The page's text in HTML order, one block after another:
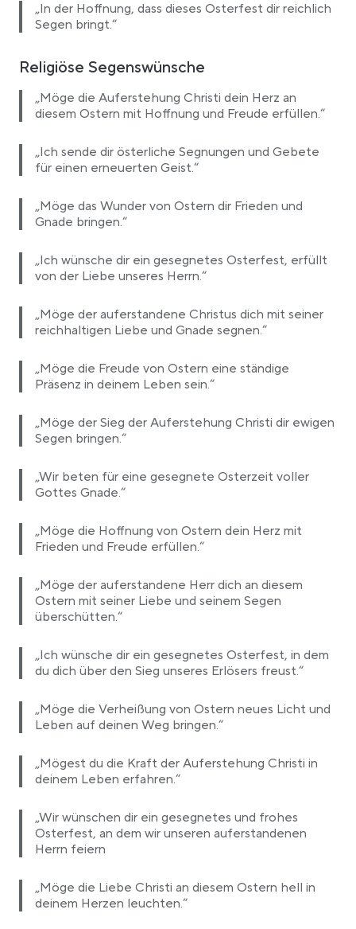
„In der Hoffnung, dass dieses Osterfest dir reichlich
Segen bringt.“
Religiöse Segenswünsche
„Möge die Auferstehung Christi dein Herz an
diesem Ostern mit Hoffnung und Freude erfüllen.“
„Ich sende dir österliche Segnungen und Gebete
für einen erneuerten Geist.“
„Möge das Wunder von Ostern dir Frieden und
Gnade bringen.“
„Ich wünsche dir ein gesegnetes Osterfest, erfüllt
von der Liebe unseres Herrn.“
„Möge der auferstandene Christus dich mit seiner
reichhaltigen Liebe und Gnade segnen.“
„Möge die Freude von Ostern eine ständige
Präsenz in deinem Leben sein.“
„Möge der Sieg der Auferstehung Christi dir ewigen
Segen bringen.“
„Wir beten für eine gesegnete Osterzeit voller
Gottes Gnade.“
„Möge die Hoffnung von Ostern dein Herz mit
Frieden und Freude erfüllen.“
„Möge der auferstandene Herr dich an diesem
Ostern mit seiner Liebe und seinem Segen
überschütten.“
„Ich wünsche dir ein gesegnetes Osterfest, in dem
du dich über den Sieg unseres Erlösers freust.“
„Möge die Verheißung von Ostern neues Licht und
Leben auf deinen Weg bringen.“
„Mögest du die Kraft der Auferstehung Christi in
deinem Leben erfahren.“
„Wir wünschen dir ein gesegnetes und frohes
Osterfest, an dem wir unseren auferstandenen
Herrn feiern
„Möge die Liebe Christi an diesem Ostern hell in
deinem Herzen leuchten.“